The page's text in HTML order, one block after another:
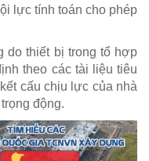
lực tính toán cho phép
do thiết bị trong tổ hợp
theo các tài liệu tiêu
cấu chịu lực của nhà
động.